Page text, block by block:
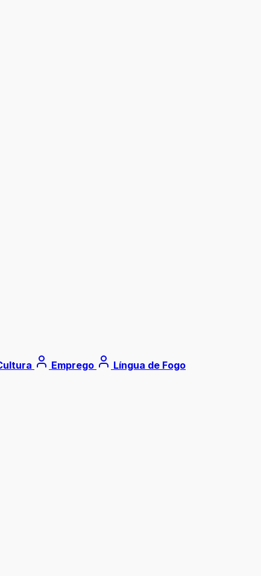
Emprego Língua de Fogo